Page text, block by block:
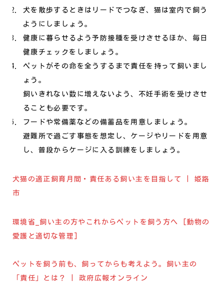
犬を散歩するときはリードでつなぎ、猫は室内で飼う
ようにしましょう。
健康に暮らせるよう予防接種を受けさせるほか、毎日
健康チェックをしましょう。
ペットがその命を全うするまで責任を持って飼いまし
ょう。
飼いきれない数に増えないよう、不妊手術を受けさせ
ることも必要です。
フードや常備薬などの備蓄品を用意しましょう。
避難所で過ごす事態を想定し、ケージやリードを用意
し、普段からケージに入る訓練をしましょう。
犬猫の適正飼育月間・責任ある飼い主を目指して | 姫路
市
環境省_飼い主の方やこれからペットを飼う方へ [動物の
愛護と適切な管理]
ペットを飼う前も、飼ってからも考えよう。飼い主の
「責任」とは？ | 政府広報オンライン